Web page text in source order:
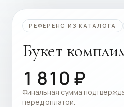
РЕФЕРЕНС ИЗ КАТАЛОГА
Букет
1 810 ₽
Финальная сумма
перед оплатой.